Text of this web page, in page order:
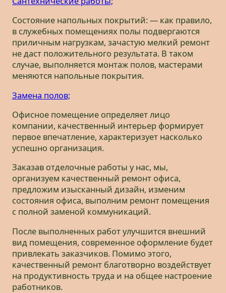
Состояние напольных покрытий: — как правило,
в служебных помещениях полы подвергаются
приличным нагрузкам, зачастую мелкий ремонт
не даст положительного результата. В таком
случае, выполняется монтаж полов, мастерами
меняются напольные покрытия.
Замена полов;
Офисное помещение определяет лицо
компании, качественный интерьер формирует
первое впечатление, характеризует насколько
успешно организация.
Заказав отделочные работы у нас, мы,
организуем качественный ремонт офиса,
предложим изысканный дизайн, изменим
состояния офиса, выполним ремонт помещения
с полной заменой коммуникаций.
После выполненных работ улучшится внешний
вид помещения, современное оформление будет
привлекать заказчиков. Помимо этого,
качественный ремонт благотворно воздействует
на продуктивность труда и на общее настроение
работников.